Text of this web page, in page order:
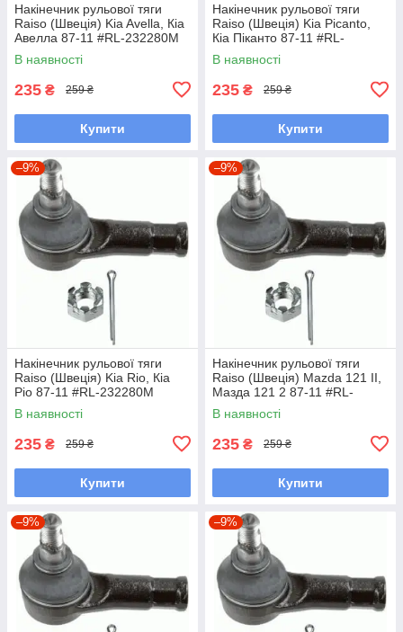
Накінечник рульової тяги
Raiso (Швеція) Kia Avella, Кіа
Авелла 87-11 #RL-232280M
UAYLLYW7
В наявності
235 ₴ 259 ₴
Купити
Накінечник рульової тяги
Raiso (Швеція) Kia Picanto,
Кіа Піканто 87-11 #RL-
232280M UADYWHC7
В наявності
235 ₴ 259 ₴
Купити
–9%
Накінечник рульової тяги
Raiso (Швеція) Kia Rio, Кіа
Ріо 87-11 #RL-232280M
UAKCOCW7
В наявності
235 ₴ 259 ₴
Купити
–9%
Накінечник рульової тяги
Raiso (Швеція) Mazda 121 II,
Мазда 121 2 87-11 #RL-
232280M UAKCOCW7
В наявності
235 ₴ 259 ₴
Купити
–9% –9%